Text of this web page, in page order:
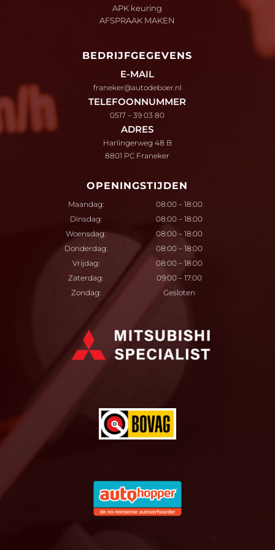
APK keuring
AFSPRAAK MAKEN
BEDRIJFGEGEVENS
E-MAIL
franeker@autodeboer.nl
TELEFOONNUMMER
0517 – 39 03 80
ADRES
Harlingerweg 48 B
8801 PC Franeker
OPENINGSTIJDEN
Maandag:
08:00 – 18:00
Dinsdag:
08:00 – 18:00
Woensdag:
08:00 – 18:00
Donderdag:
08:00 – 18:00
Vrijdag:
08:00 – 18:00
Zaterdag:
09:00 – 17:00
Zondag:
Gesloten